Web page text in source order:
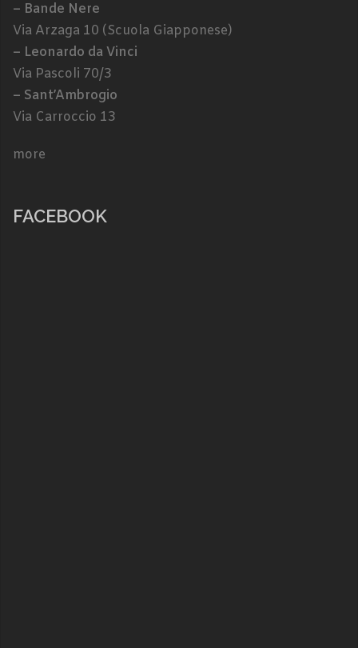
– Bande Nere
Via Arzaga 10 (Scuola Giapponese)
– Leonardo da Vinci
Via Pascoli 70/3
– Sant’Ambrogio
Via Carroccio 13
more
FACEBOOK